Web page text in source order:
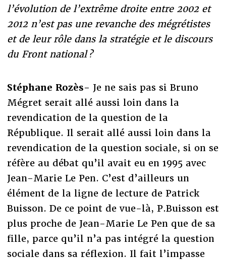
l’évolution de l’extrême droite entre 2002 et
2012 n’est pas une revanche des mégrétistes
et de leur rôle dans la stratégie et le discours
du Front national ?
Stéphane Rozès- Je ne sais pas si Bruno
Mégret serait allé aussi loin dans la
revendication de la question de la
République. Il serait allé aussi loin dans la
revendication de la question sociale, si on se
réfère au débat qu’il avait eu en 1995 avec
Jean-Marie Le Pen. C’est d’ailleurs un
élément de la ligne de lecture de Patrick
Buisson. De ce point de vue-là, P.Buisson est
plus proche de Jean-Marie Le Pen que de sa
fille, parce qu’il n’a pas intégré la question
sociale dans sa réflexion. Il fait l’impasse